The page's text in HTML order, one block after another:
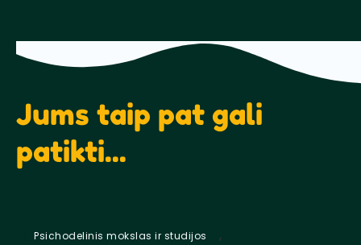
Jums taip pat gali
patikti...
Psichodelinis mokslas ir studijos ,